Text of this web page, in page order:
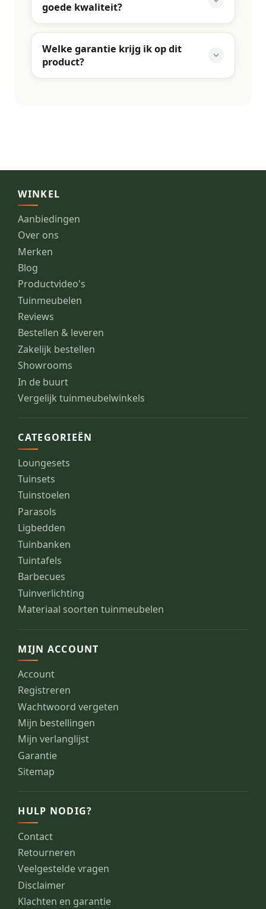
goede kwaliteit?
Welke garantie krijg ik op dit
product?
WINKEL
Aanbiedingen
Over ons
Merken
Blog
Productvideo's
Tuinmeubelen
Reviews
Bestellen & leveren
Zakelijk bestellen
Showrooms
In de buurt
Vergelijk tuinmeubelwinkels
CATEGORIEËN
Loungesets
Tuinsets
Tuinstoelen
Parasols
Ligbedden
Tuinbanken
Tuintafels
Barbecues
Tuinverlichting
Materiaal soorten tuinmeubelen
MIJN ACCOUNT
Account
Registreren
Wachtwoord vergeten
Mijn bestellingen
Mijn verlanglijst
Garantie
Sitemap
HULP NODIG?
Contact
Retourneren
Veelgestelde vragen
Disclaimer
Klachten en garantie